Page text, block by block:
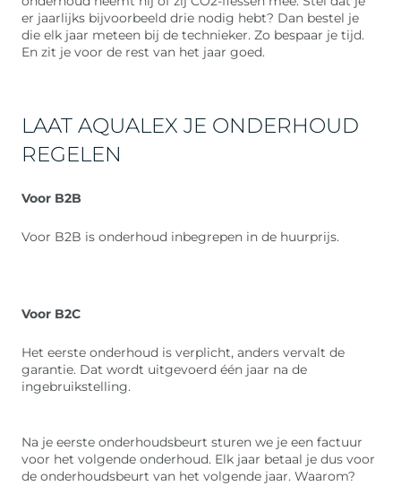
er jaarlijks bijvoorbeeld drie nodig hebt? Dan bestel je
die elk jaar meteen bij de technieker. Zo bespaar je tijd.
En zit je voor de rest van het jaar goed.
LAAT AQUALEX JE ONDERHOUD
REGELEN
Voor B2B
Voor B2B is onderhoud inbegrepen in de huurprijs.
Voor B2C
Het eerste onderhoud is verplicht, anders vervalt de
garantie. Dat wordt uitgevoerd één jaar na de
ingebruikstelling.
Na je eerste onderhoudsbeurt sturen we je een factuur
voor het volgende onderhoud. Elk jaar betaal je dus voor
de onderhoudsbeurt van het volgende jaar. Waarom?